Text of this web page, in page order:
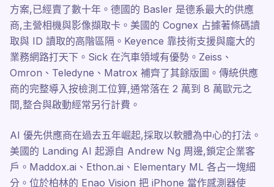
方案,已經賣了數十年。德國的 Basler 是德系最大的供應
商,主營相機與影像擷取卡。美國的 Cognex 占據著條碼讀
取與 ID 讀取的高階區隔。Keyence 靠技術支援與龐大的
業務網路打天下。Sick 在汽車領域有優勢。Zeiss、
Omron、Teledyne、Matrox 補齊了其餘版圖。傳統供應
商的完整導入按檢測工位算,通常落在 2 萬到 8 萬歐元之
間,整合與啟動經常另行計費。
AI 優先供應商在過去五年崛起,採取以軟體為中心的打法。
美國的 Landing AI 起源自 Andrew Ng 周邊,鎖定企業客
戶。Maddox.ai、Ethon.ai、Elementary ML 各占一塊細
分。位於柏林的 Enao Vision 把 iPhone 當作感測器使